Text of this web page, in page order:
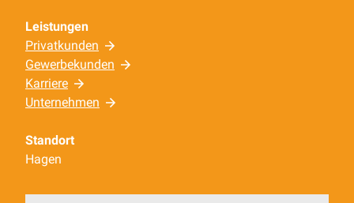
Leistungen
Privatkunden
Gewerbekunden
Karriere
Unternehmen
Standort
Hagen